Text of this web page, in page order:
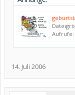
Aufrufe:
14. Juli 2006